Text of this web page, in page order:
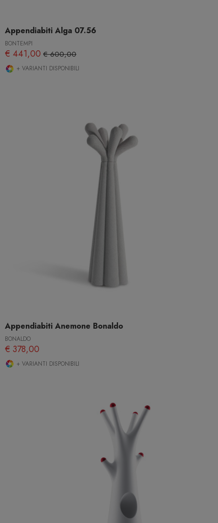
Appendiabiti Alga 07.56
BONTEMPI
€ 441,00 € 600,00
+ VARIANTI DISPONIBILI
Appendiabiti Anemone Bonaldo
BONALDO
€ 378,00
+ VARIANTI DISPONIBILI